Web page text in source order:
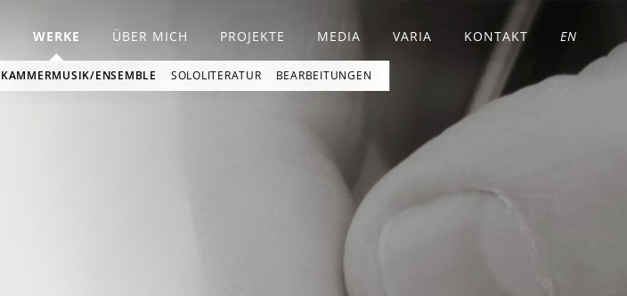
WERKE
KAMMERMUSIK/ENSEMBLE SOLOLITERATUR BEARBEITUNGEN
ÜBER MICH PROJEKTE MEDIA VARIA KONTAKT EN